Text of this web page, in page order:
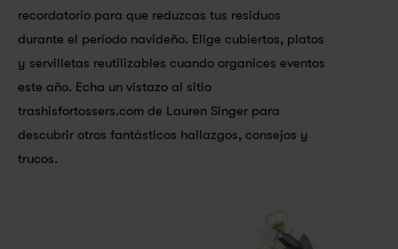
recordatorio para que reduzcas tus residuos
durante el período navideño. Elige cubiertos, platos
y servilletas reutilizables cuando organices eventos
este año. Echa un vistazo al sitio
trashisfortossers.com de Lauren Singer para
descubrir otros fantásticos hallazgos, consejos y
trucos.